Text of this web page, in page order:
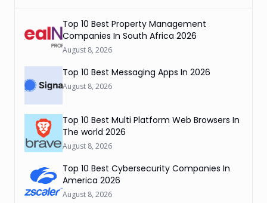
Top 10 Best Property Management
Companies In South Africa 2026
August 8, 2026
Top 10 Best Messaging Apps In 2026
August 8, 2026
Top 10 Best Multi Platform Web Browsers In
The world 2026
August 8, 2026
Top 10 Best Cybersecurity Companies In
America 2026
August 8, 2026